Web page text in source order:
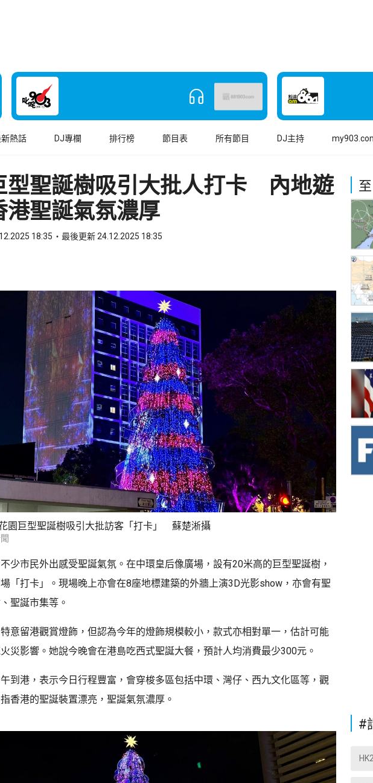
熱話 DJ專欄 排行榜 節目表 所有節目 DJ主持
型聖誕樹吸引大批人打卡 內地遊
港聖誕氣氛濃厚
18:35 最後更新 24.12.2025 18:35
WhatsApp
園巨型聖誕樹吸引大批訪客「打卡」 蘇楚淅攝
少市民外出感受聖誕氣氛。在中環皇后像廣場，設有20米高的巨型聖誕樹，
「打卡」。現場晚上亦會在8座地標建築的外牆上演3D光影show，亦會有聖
聖誕市集等。
意留港觀賞燈飾，但認為今年的燈飾規模較小，款式亦相對單一，估計可能
災影響。她說今晚會在港島吃西式聖誕大餐，預計人均消費最少300元。
到港，表示今日行程豐富，會穿梭多區包括中環、灣仔、西九文化區等，觀
香港的聖誕裝置漂亮，聖誕氣氛濃厚。
#
HK2